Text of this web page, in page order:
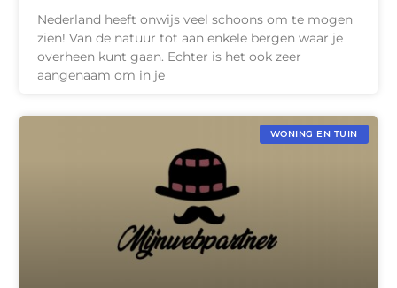
Nederland heeft onwijs veel schoons om te mogen
zien! Van de natuur tot aan enkele bergen waar je
overheen kunt gaan. Echter is het ook zeer
aangenaam om in je
WONING EN TUIN